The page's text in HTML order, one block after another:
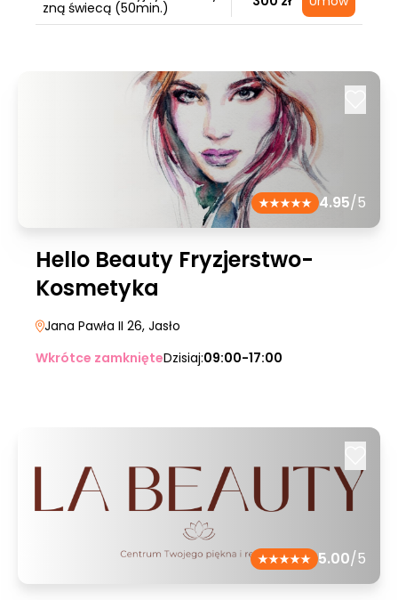
zną świecą (50min.)
4.95/5
Hello Beauty Fryzjerstwo-
Kosmetyka
Jana Pawła II 26, Jasło
Wkrótce zamknięteDzisiaj:09:00-17:00
5.00/5